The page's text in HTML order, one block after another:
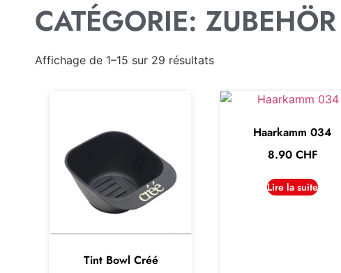
CATÉGORIE: ZUBEHÖR
Affichage de 1–15 sur 29 résultats
Tint Bowl Créé
Haarkamm 034
8.90 CHF
Lire la suite